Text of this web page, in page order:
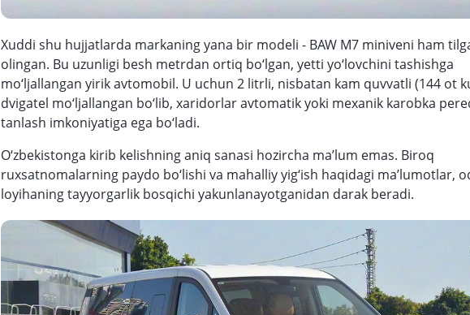
Xuddi shu hujjatlarda markaning yana bir modeli - BAW M7 miniveni ham
olingan. Bu uzunligi besh metrdan ortiq bo‘lgan, yetti yo‘lovchini tashishga
mo‘ljallangan yirik avtomobil. U uchun 2 litrli, nisbatan kam quvvatli (144 ot
dvigatel mo‘ljallangan bo‘lib, xaridorlar avtomatik yoki mexanik karobka
tanlash imkoniyatiga ega bo‘ladi.
O‘zbekistonga kirib kelishning aniq sanasi hozircha ma’lum emas. Biroq
ruxsatnomalarning paydo bo‘lishi va mahalliy yig‘ish haqidagi ma’lumotlar,
loyihaning tayyorgarlik bosqichi yakunlanayotganidan darak beradi.